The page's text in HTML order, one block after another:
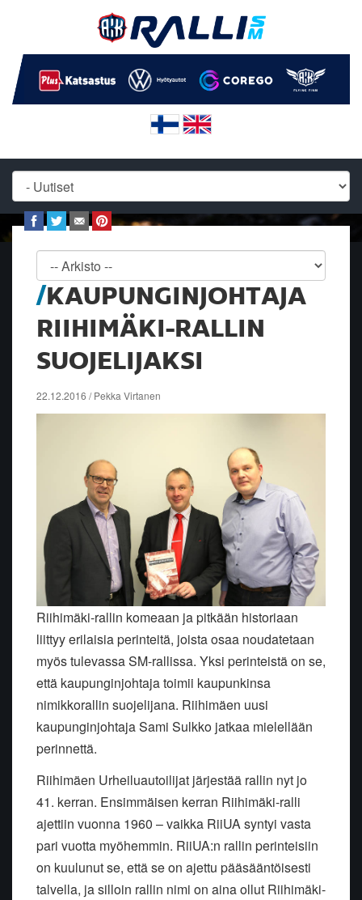
KAUPUNGINJOHTAJA
RIIHIMÄKI-RALLIN
SUOJELIJAKSI
22.12.2016 / Pekka Virtanen
Riihimäki-rallin komeaan ja pitkään historiaan
liittyy erilaisia perinteitä, joista osaa noudatetaan
myös tulevassa SM-rallissa. Yksi perinteistä on se,
että kaupunginjohtaja toimii kaupunkinsa
nimikkorallin suojelijana. Riihimäen uusi
kaupunginjohtaja Sami Sulkko jatkaa mielellään
perinnettä.
Riihimäen Urheiluautoilijat järjestää rallin nyt jo
41. kerran. Ensimmäisen kerran Riihimäki-ralli
ajettiin vuonna 1960 – vaikka RiiUA syntyi vasta
pari vuotta myöhemmin. RiiUA:n rallin perinteisiin
on kuulunut se, että se on ajettu pääsääntöisesti
talvella, ja silloin rallin nimi on aina ollut Riihimäki-